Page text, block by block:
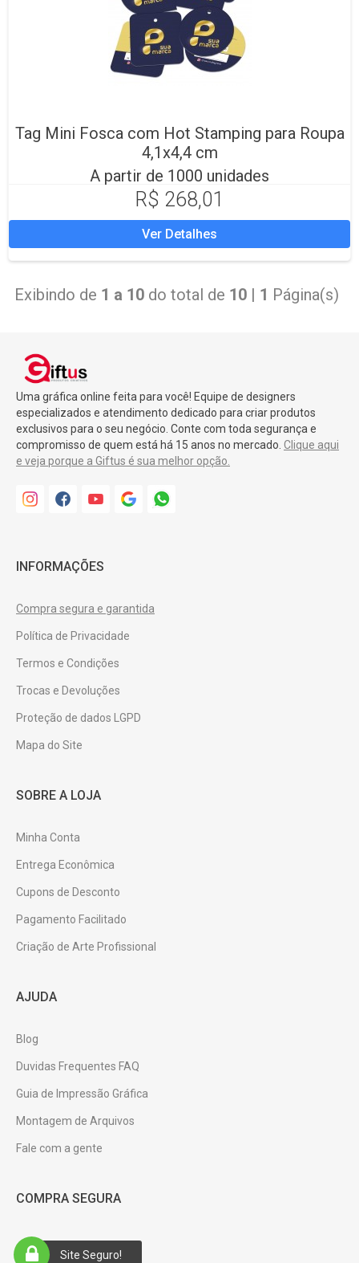
Tag Mini Fosca com Hot Stamping para Roupa
4,1x4,4 cm
A partir de 1000 unidades
R$ 268,01
Ver Detalhes
Exibindo de 1 a 10 do total de 10 | 1 Página(s)
Uma gráfica online feita para você! Equipe de designers
especializados e atendimento dedicado para criar produtos
exclusivos para o seu negócio. Conte com toda segurança e
compromisso de quem está há 15 anos no mercado. Clique aqui
e veja porque a Giftus é sua melhor opção.
INFORMAÇÕES
Compra segura e garantida
Política de Privacidade
Termos e Condições
Trocas e Devoluções
Proteção de dados LGPD
Mapa do Site
SOBRE A LOJA
Minha Conta
Entrega Econômica
Cupons de Desconto
Pagamento Facilitado
Criação de Arte Profissional
AJUDA
Blog
Duvidas Frequentes FAQ
Guia de Impressão Gráfica
Montagem de Arquivos
Fale com a gente
COMPRA SEGURA
Site Seguro!